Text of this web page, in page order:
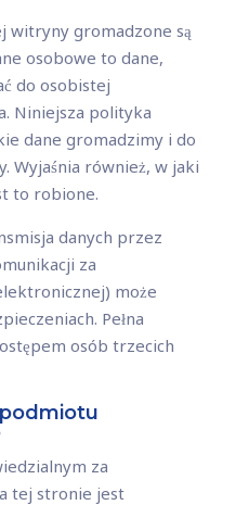
witryny gromadzone są
osobowe to dane,
do osobistej
Niniejsza polityka
dane gromadzimy i do
Wyjaśnia również, w jaki
to robione.
danych przez
za
może
Pełna
osób trzecich
za
tej stronie jest